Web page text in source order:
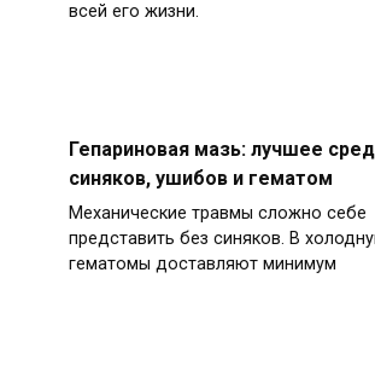
всей его жизни.
Гепариновая мазь: лучшее
синяков, ушибов и гематом
Механические травмы сложно себе
представить без синяков. В
гематомы доставляют минимум